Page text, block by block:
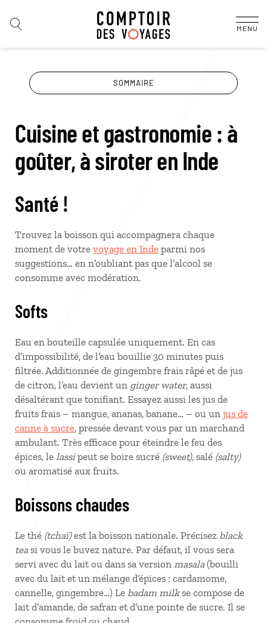
MENU
SOMMAIRE
Cuisine et gastronomie : à
goûter, à siroter en Inde
Santé !
Trouvez la boisson qui accompagnera chaque
moment de votre voyage en Inde parmi nos
suggestions… en n’oubliant pas que l’alcool se
consomme avec modération.
Softs
Eau en bouteille capsulée uniquement. En cas
d’impossibilité, de l’eau bouillie 30 minutes puis
filtrée. Additionnée de gingembre frais râpé et de jus
de citron, l’eau devient un ginger water, aussi
désaltérant que tonifiant. Essayez aussi les jus de
fruits frais – mangue, ananas, banane… – ou un jus de
canne à sucre, pressée devant vous par un marchand
ambulant. Très efficace pour éteindre le feu des
épices, le lassipeut se boire sucré (sweet), salé (salty)
ou aromatisé aux fruits.
Boissons chaudes
Le thé (tchaï)est la boisson nationale. Précisez black
tea si vous le buvez nature. Par défaut, il vous sera
servi avec du lait ou dans sa version masala (bouilli
avec du lait et un mélange d’épices : cardamome,
cannelle, gingembre…) Le badam milkse compose de
lait d’amande, de safran et d’une pointe de sucre. Il se